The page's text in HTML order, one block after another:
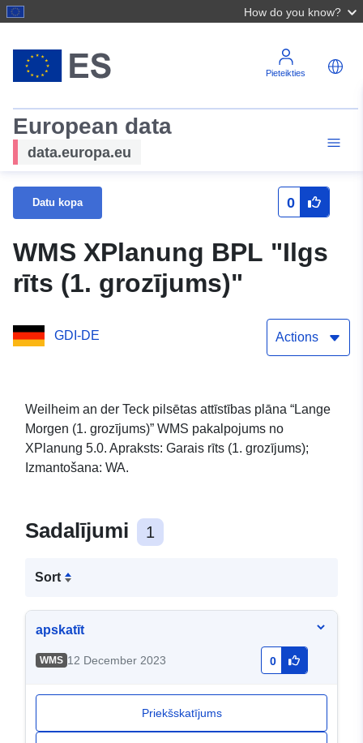
How do you know?
Pieteikties
European data
data.europa.eu
Datu kopa 0
WMS XPlanung BPL "Ilgs
rīts (1. grozījums)"
GDI-DE Actions
Weilheim an der Teck pilsētas attīstības plāna “Lange
Morgen (1. grozījums)” WMS pakalpojums no
XPlanung 5.0. Apraksts: Garais rīts (1. grozījums);
Izmantošana: WA.
Sadalījumi 1
Sort
apskatīt
WMS 12 December 2023 0
Priekšskatījums